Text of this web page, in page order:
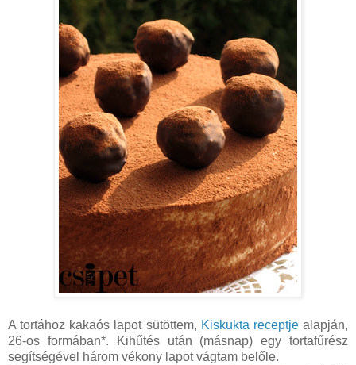
A tortához kakaós lapot sütöttem, Kiskukta receptjealapján,
26-os formában*. Kihűtés után (másnap) egy tortafűrész
segítségével három vékony lapot vágtam belőle.